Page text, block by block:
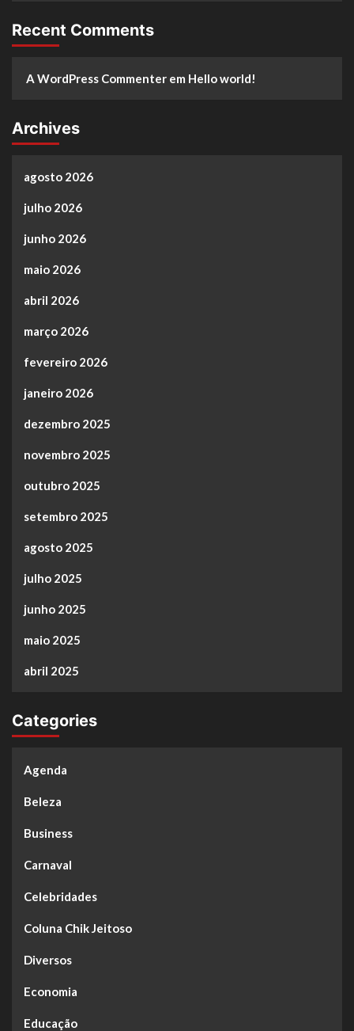
Recent Comments
A WordPress Commenter em Hello world!
Archives
agosto 2026
julho 2026
junho 2026
maio 2026
abril 2026
março 2026
fevereiro 2026
janeiro 2026
dezembro 2025
novembro 2025
outubro 2025
setembro 2025
agosto 2025
julho 2025
junho 2025
maio 2025
abril 2025
Categories
Agenda
Beleza
Business
Carnaval
Celebridades
Coluna Chik Jeitoso
Diversos
Economia
Educação